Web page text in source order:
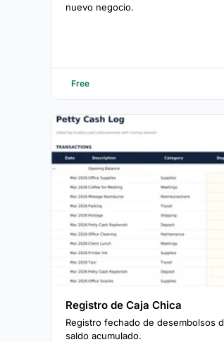
nuevo negocio.
Free
Registro de Caja Chica
Registro fechado de desembolsos
saldo acumulado.